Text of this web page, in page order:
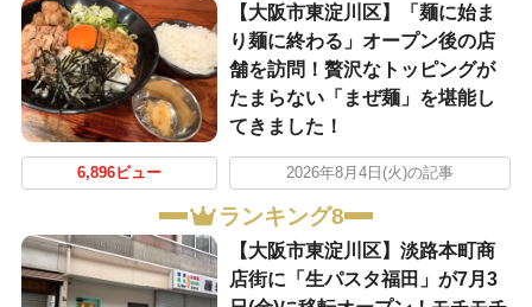
【大阪市東淀川区】「麺に始ま
り麺に終わる」オープン後の店
舗を訪問！贅沢なトッピングが
たまらない「まぜ麺」を堪能し
てきました！
6,896ビュー 2026年8月4日(火)の記事
ランキング8
【大阪市東淀川区】淡路本町商
店街に「生パスタ福田」が7月3